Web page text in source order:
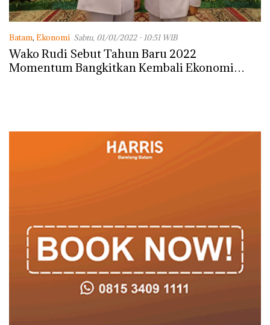
Batam, Ekonomi Sabtu, 01/01/2022 - 10:51 WIB
Wako Rudi Sebut Tahun Baru 2022
Momentum Bangkitkan Kembali Ekonomi